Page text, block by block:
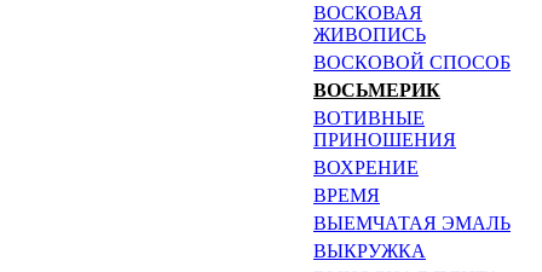
ВОСКОВАЯ
ЖИВОПИСЬ
ВОСКОВОЙ СПОСОБ
ВОСЬМЕРИК
ВОТИВНЫЕ
ПРИНОШЕНИЯ
ВОХРЕНИЕ
ВРЕМЯ
ВЫЕМЧАТАЯ ЭМАЛЬ
ВЫКРУЖКА